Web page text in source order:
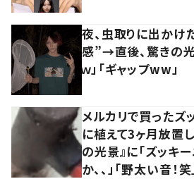
夜、虫取りに出かけ
感”→直後、驚きの
ｗ」「ギャップww」
メルカリで買ったズ
に植えて3ヶ月放置
の光景』に「ズッキ
か、、」「野太い音！笑